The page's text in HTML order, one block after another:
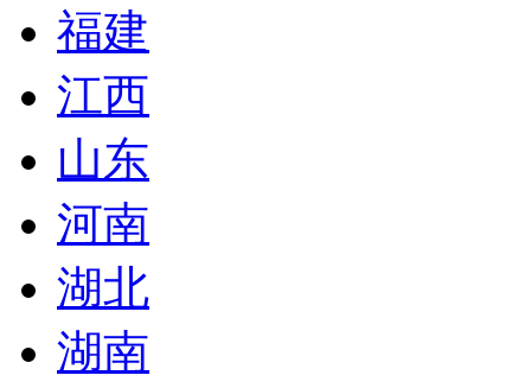
福建
江西
山东
河南
湖北
湖南